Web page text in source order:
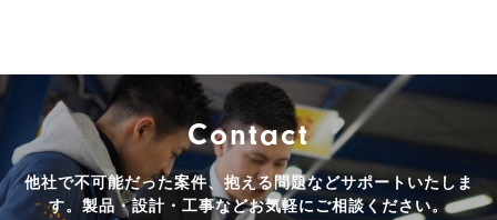
o
k
Contact
他社で不可能だった案件、抱える問題などサポートいたしま
す。 製品・設計・工事などお気軽にご相談ください。